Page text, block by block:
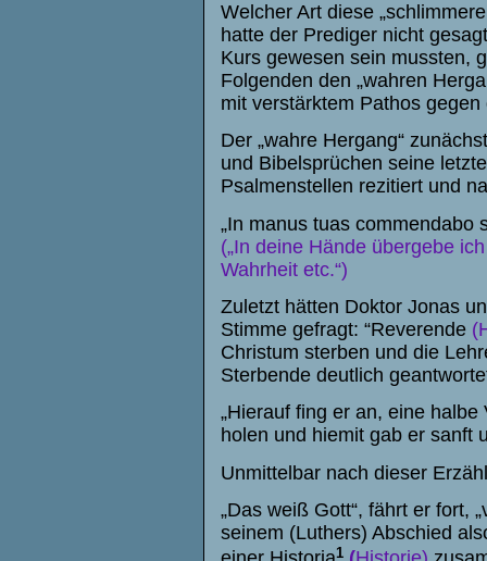
Welcher Art diese
hatte der Prediger nicht
Kurs gewesen sein mussten,
Folgenden den „wahren
mit verstärktem Pathos
Der „wahre Hergang“
und Bibelsprüchen seine
Psalmenstellen rezitiert und
„In manus tuas commendabo
(„In deine Hände übergebe
Wahrheit etc.“)
Zuletzt hätten Doktor Jonas
Stimme gefragt: “Reverende
Christum sterben und die
Sterbende deutlich
„Hierauf fing er an, eine
holen und hiemit gab er sanft
Unmittelbar nach dieser
„Das weiß Gott“, fährt er fort,
seinem (Luthers) Abschied
1